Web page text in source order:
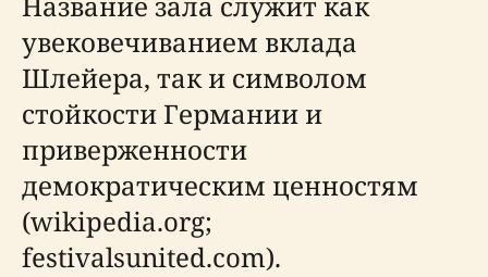
увековечиванием вклада
Шлейера, так и символом
стойкости Германии и
приверженности
демократическим ценностям
(wikipedia.org;
festivalsunited.com).